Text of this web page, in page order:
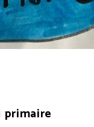
primaire